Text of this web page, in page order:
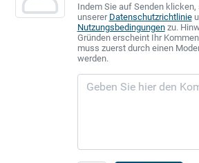
Indem Sie auf Senden
unserer Datenschutzrichtlinie
Nutzungsbedingungenzu.
Gründen erscheint Ihr
muss zuerst durch einen
werden.